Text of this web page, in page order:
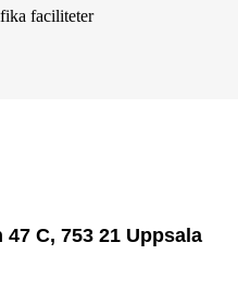
faciliteter
C, 753 21 Uppsala